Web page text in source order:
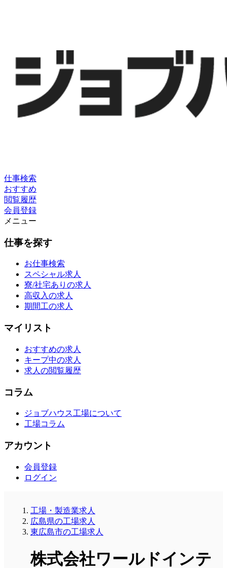
仕事検索
おすすめ
閲覧履歴
会員登録
メニュー
仕事を探す
お仕事検索
スペシャル求人
寮/社宅ありの求人
高収入の求人
期間工の求人
マイリスト
おすすめの求人
キープ中の求人
求人の閲覧履歴
コラム
ジョブハウス工場について
工場コラム
アカウント
会員登録
ログイン
工場・製造業求人
広島県の工場求人
東広島市の工場求人
株式会社ワールドインテ